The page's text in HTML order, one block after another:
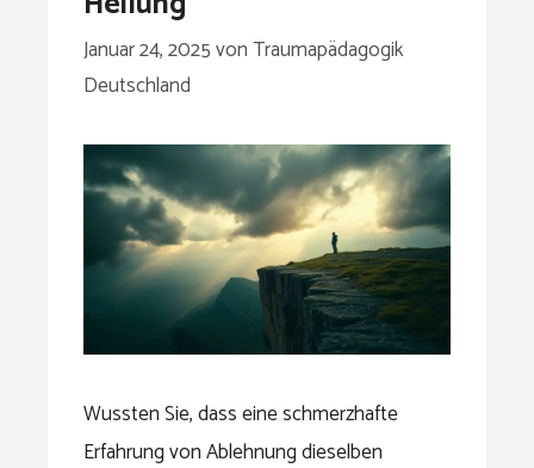
Januar 24, 2025vonTraumapädagogik
Deutschland
Wussten Sie, dass eine schmerzhafte
Erfahrung von Ablehnung dieselben